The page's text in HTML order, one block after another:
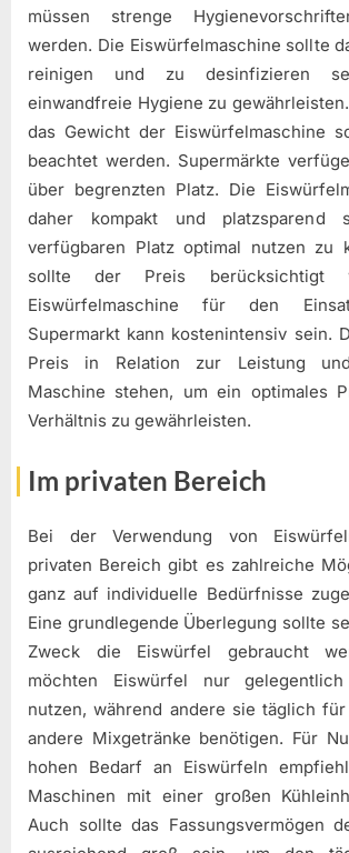
müssen strenge
werden. Die Eiswürfelmaschine sollte
reinigen und zu desinfizieren
einwandfreie Hygiene zu
das Gewicht der Eiswürfelmaschine
beachtet werden. Supermärkte
über begrenzten Platz. Die
daher kompakt und platzsparend
verfügbaren Platz optimal nutzen zu
sollte der Preis berücksichtigt
Eiswürfelmaschine für den
Supermarkt kann kostenintensiv sein.
Preis in Relation zur Leistung
Maschine stehen, um ein optimales
Verhältnis zu gewährleisten.
Im privaten Bereich
Bei der Verwendung von
privaten Bereich gibt es zahlreiche
ganz auf individuelle Bedürfnisse
Eine grundlegende Überlegung sollte
Zweck die Eiswürfel gebraucht
möchten Eiswürfel nur
nutzen, während andere sie täglich
andere Mixgetränke benötigen. Für
hohen Bedarf an Eiswürfeln
Maschinen mit einer großen
Auch sollte das Fassungsvermögen